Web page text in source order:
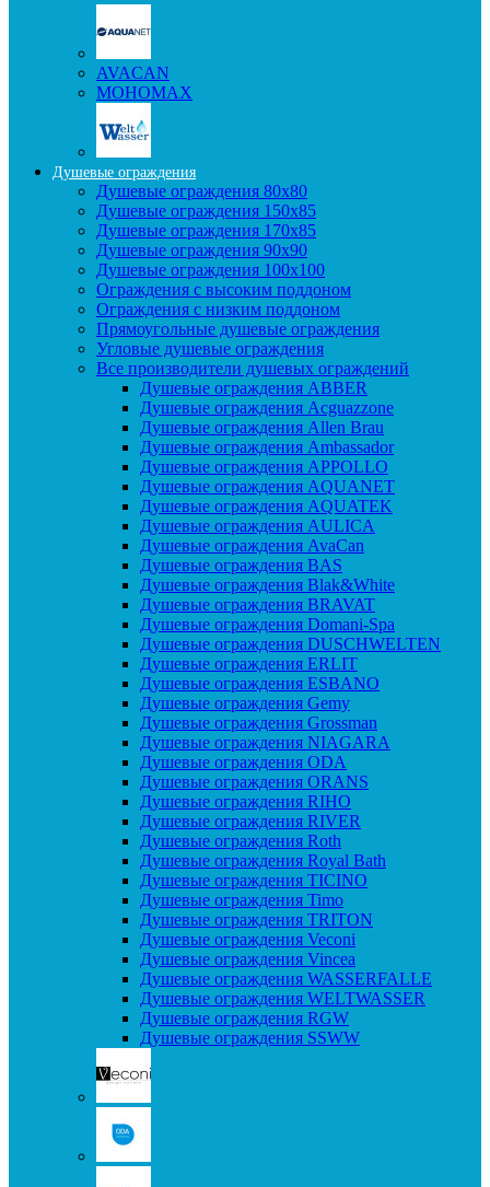
AVACAN
МОНОМАХ
Душевые ограждения
Душевые ограждения 80x80
Душевые ограждения 150x85
Душевые ограждения 170x85
Душевые ограждения 90x90
Душевые ограждения 100x100
Ограждения с высоким поддоном
Ограждения с низким поддоном
Прямоугольные душевые ограждения
Угловые душевые ограждения
Все производители душевых ограждений
Душевые ограждения ABBER
Душевые ограждения Acguazzone
Душевые ограждения Allen Brau
Душевые ограждения Ambassador
Душевые ограждения APPOLLO
Душевые ограждения AQUANET
Душевые ограждения AQUATEK
Душевые ограждения AULICA
Душевые ограждения AvaCan
Душевые ограждения BAS
Душевые ограждения Blak&White
Душевые ограждения BRAVAT
Душевые ограждения Domani-Spa
Душевые ограждения DUSCHWELTEN
Душевые ограждения ERLIT
Душевые ограждения ESBANO
Душевые ограждения Gemy
Душевые ограждения Grossman
Душевые ограждения NIAGARA
Душевые ограждения ODA
Душевые ограждения ORANS
Душевые ограждения RIHO
Душевые ограждения RIVER
Душевые ограждения Roth
Душевые ограждения Royal Bath
Душевые ограждения TICINO
Душевые ограждения Timo
Душевые ограждения TRITON
Душевые ограждения Veconi
Душевые ограждения Vincea
Душевые ограждения WASSERFALLE
Душевые ограждения WELTWASSER
Душевые ограждения RGW
Душевые ограждения SSWW